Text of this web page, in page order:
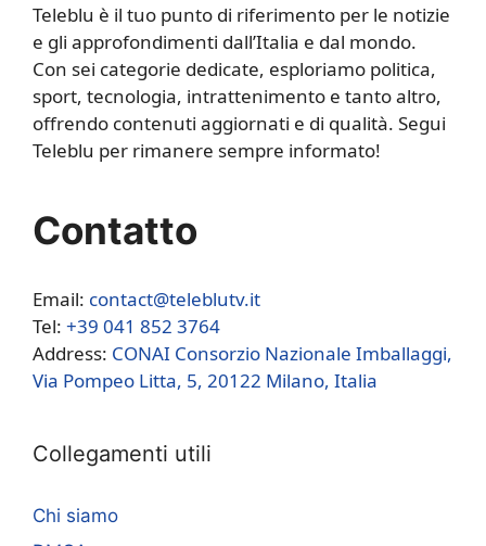
Teleblu è il tuo punto di riferimento per le notizie
e gli approfondimenti dall’Italia e dal mondo.
Con sei categorie dedicate, esploriamo politica,
sport, tecnologia, intrattenimento e tanto altro,
offrendo contenuti aggiornati e di qualità. Segui
Teleblu per rimanere sempre informato!
Contatto
Email: contact@teleblutv.it
Tel: +39 041 852 3764
Address: CONAI Consorzio Nazionale Imballaggi,
Via Pompeo Litta, 5, 20122 Milano, Italia
Collegamenti utili
Chi siamo